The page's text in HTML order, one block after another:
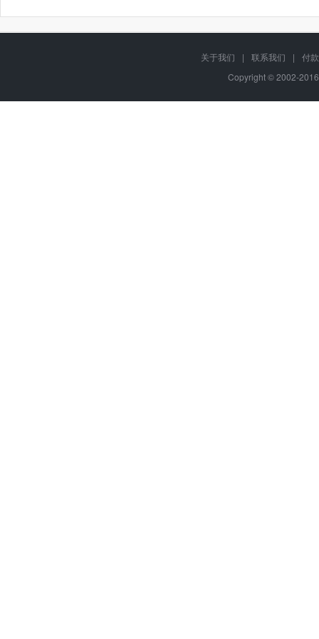
关于我们 | 联系我们 |
付
Copyright © 2002-